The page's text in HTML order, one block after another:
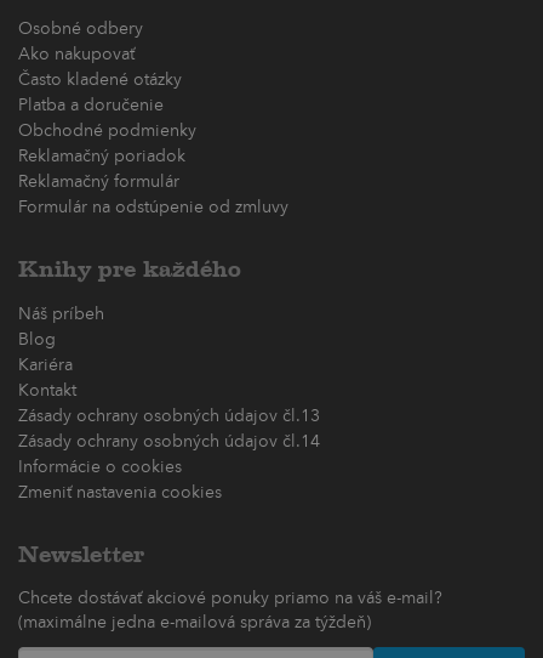
Osobné odbery
Ako nakupovať
Často kladené otázky
Platba a doručenie
Obchodné podmienky
Reklamačný poriadok
Reklamačný formulár
Formulár na odstúpenie od zmluvy
Knihy pre každého
Náš príbeh
Blog
Kariéra
Kontakt
Zásady ochrany osobných údajov čl.13
Zásady ochrany osobných údajov čl.14
Informácie o cookies
Zmeniť nastavenia cookies
Newsletter
Chcete dostávať akciové ponuky priamo na váš e-mail?
(maximálne jedna e-mailová správa za týždeň)